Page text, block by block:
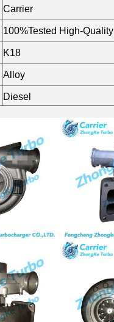
Carrier
100%Tested High-Quality
K18
Alloy
Diesel